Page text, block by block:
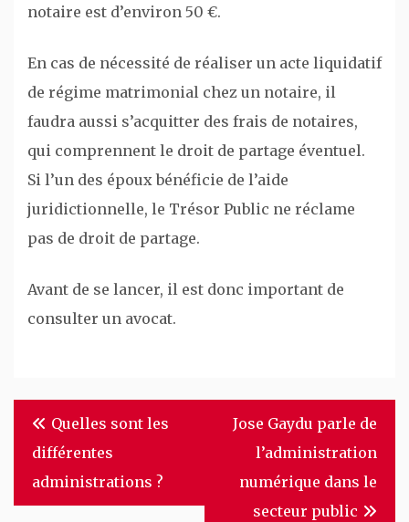
notaire est d’environ 50 €.
En cas de nécessité de réaliser un acte liquidatif
de régime matrimonial chez un notaire, il
faudra aussi s’acquitter des frais de notaires,
qui comprennent le droit de partage éventuel.
Si l’un des époux bénéficie de l’aide
juridictionnelle, le Trésor Public ne réclame
pas de droit de partage.
Avant de se lancer, il est donc important de
consulter un avocat.
Navigation
l’article
Quelles sont les
différentes
administrations ?
Jose Gaydu parle de
l’administration
numérique dans le
secteur public